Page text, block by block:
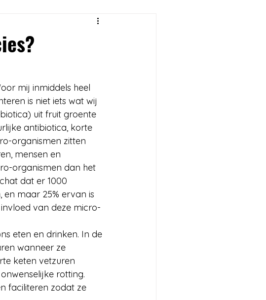
mij inmiddels heel
is niet iets wat wij
uit fruit groente
antibiotica, korte
organismen zitten
mensen en
organismen dan het
dat er 1000
maar 25% ervan is
van deze micro-
eten en drinken. In de
wanneer ze
keten vetzuren
rotting.
faciliteren zodat ze